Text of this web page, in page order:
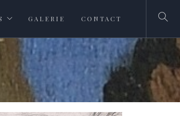
GALERIE CONTACT